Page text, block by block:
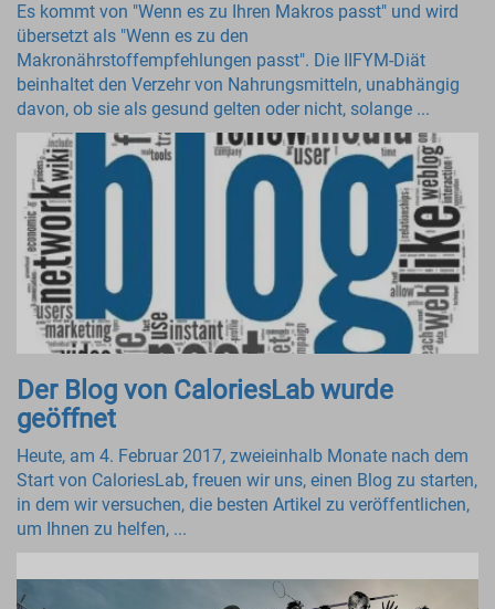
Es kommt von "Wenn es zu Ihren Makros passt" und wird
übersetzt als "Wenn es zu den
Makronährstoffempfehlungen passt". Die IIFYM-Diät
beinhaltet den Verzehr von Nahrungsmitteln, unabhängig
davon, ob sie als gesund gelten oder nicht, solange ...
Der Blog von CaloriesLab wurde
geöffnet
Heute, am 4. Februar 2017, zweieinhalb Monate nach dem
Start von CaloriesLab, freuen wir uns, einen Blog zu starten,
in dem wir versuchen, die besten Artikel zu veröffentlichen,
um Ihnen zu helfen, ...